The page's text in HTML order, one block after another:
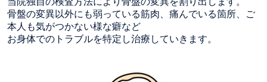
骨盤の変異以外にも弱っている筋肉、痛んでいる箇所、ご
本人も気がつかない様な癖など
お身体でのトラブルを特定し治療していきます。